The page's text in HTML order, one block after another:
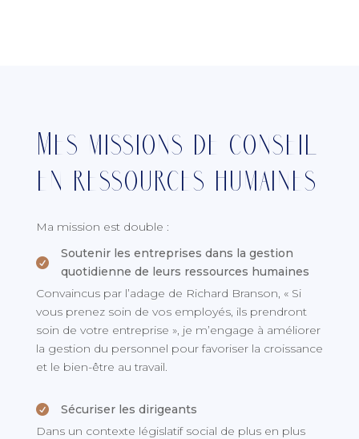
Mes missions de conseil
en ressources humaines
Ma mission est double :

Soutenir les entreprises dans la gestion
quotidienne de leurs ressources humaines
Convaincus par l’adage de Richard Branson, « Si
vous prenez soin de vos employés, ils prendront
soin de votre entreprise », je m’engage à améliorer
la gestion du personnel pour favoriser la croissance
et le bien-être au travail.

Sécuriser les dirigeants
Dans un contexte législatif social de plus en plus